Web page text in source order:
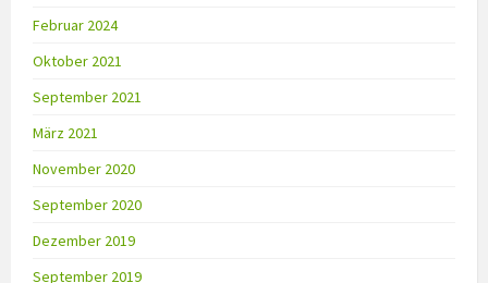
Februar 2024
Oktober 2021
September 2021
März 2021
November 2020
September 2020
Dezember 2019
September 2019